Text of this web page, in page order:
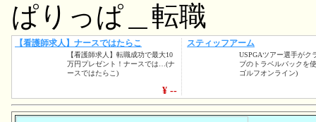
ぱりっぱ＿転職